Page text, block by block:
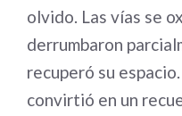
olvido. Las vías se
derrumbaron
recuperó su
convirtió en un